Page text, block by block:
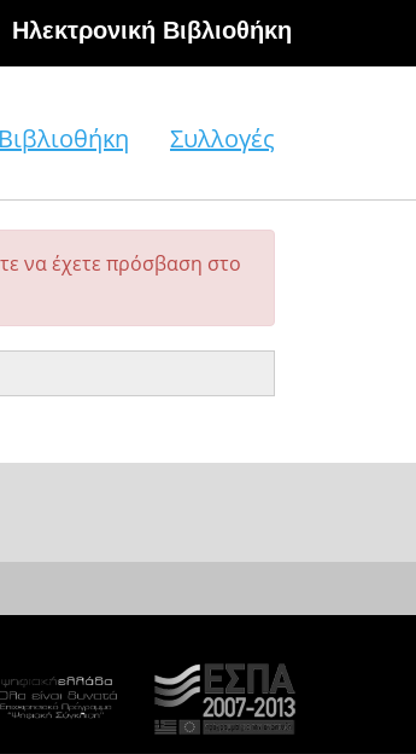
Hλεκτρονική Βιβλιοθήκη
Βιβλιοθήκη Συλλογές
να έχετε πρόσβαση στο